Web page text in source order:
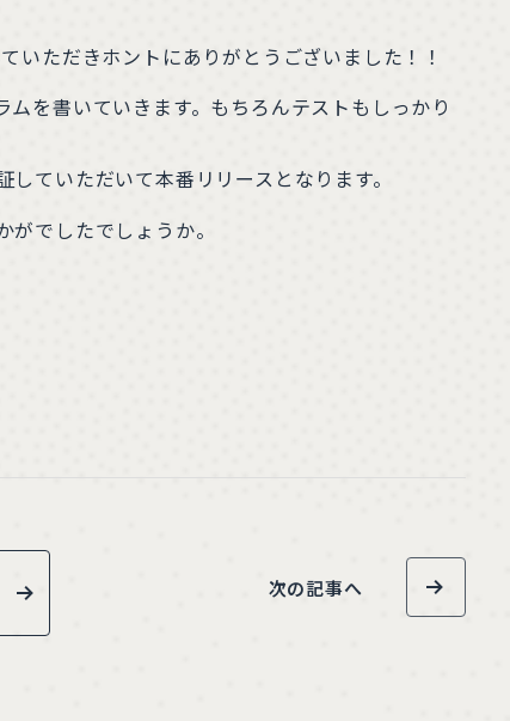
ただきホントにありがとうございました！！
を書いていきます。もちろんテストもしっかり
ていただいて本番リリースとなります。
でしたでしょうか。
次の記事へ